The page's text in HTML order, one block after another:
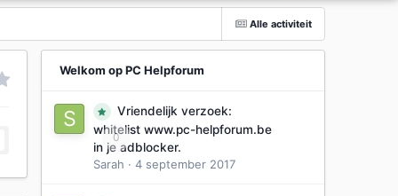
Alle activiteit
Welkom op PC Helpforum
0
Vriendelijk verzoek:
whitelist www.pc-helpforum.be
in je adblocker.
Sarah · 4 september 2017